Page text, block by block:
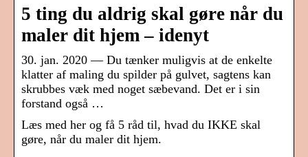
5 ting du aldrig skal gøre når du
maler dit hjem – idenyt
30. jan. 2020 — Du tænker muligvis at de enkelte
klatter af maling du spilder på gulvet, sagtens kan
skrubbes væk med noget sæbevand. Det er i sin
forstand også …
Læs med her og få 5 råd til, hvad du IKKE skal
gøre, når du maler dit hjem.